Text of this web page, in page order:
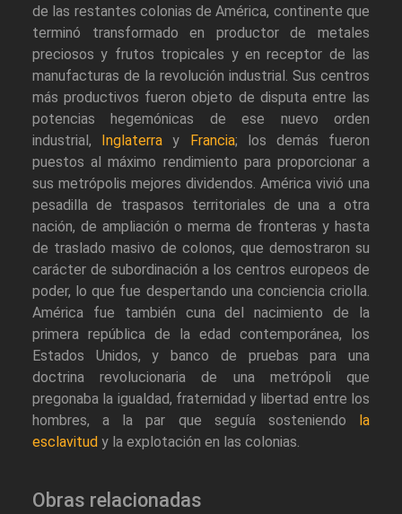
de las restantes colonias de América, continente que
terminó transformado en productor de metales
preciosos y frutos tropicales y en receptor de las
manufacturas de la revolución industrial. Sus centros
más productivos fueron objeto de disputa entre las
potencias hegemónicas de ese nuevo orden
industrial,
Inglaterra y Francia; los demás fueron
puestos al máximo rendimiento para proporcionar a
sus metrópolis mejores dividendos. América vivió una
pesadilla de traspasos territoriales de una a otra
nación, de ampliación o merma de fronteras y hasta
de traslado masivo de colonos, que demostraron su
carácter de subordinación a los centros europeos de
poder, lo que fue despertando una conciencia criolla.
América fue también cuna del nacimiento de la
primera república de la edad contemporánea, los
Estados Unidos, y banco de pruebas para una
doctrina revolucionaria de una metrópoli que
pregonaba la igualdad, fraternidad y libertad entre los
hombres, a la par que seguía sosteniendo
la
esclavitud y la explotación en las colonias.
Obras relacionadas